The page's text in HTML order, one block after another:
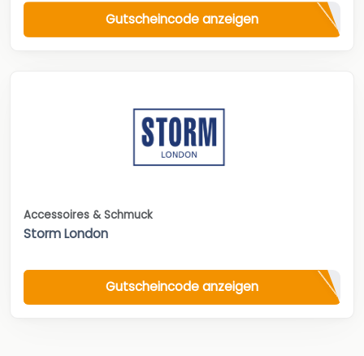
Gutscheincode anzeigen
Accessoires & Schmuck
Storm London
Gutscheincode anzeigen